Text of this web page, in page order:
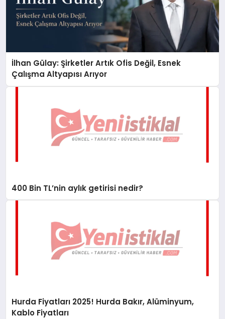
İlhan Gülay: Şirketler Artık Ofis Değil, Esnek
Çalışma Altyapısı Arıyor
400 Bin TL’nin aylık getirisi nedir?
Hurda Fiyatları 2025! Hurda Bakır, Alüminyum,
Kablo Fiyatları